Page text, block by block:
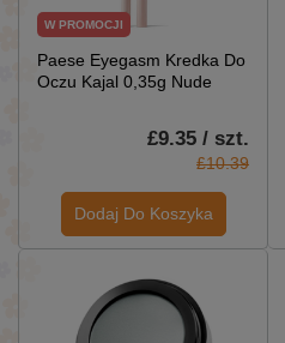
W PROMOCJI
Paese Eyegasm Kredka Do
Oczu Kajal 0,35g Nude
£9.35 / szt.
£10.39
Dodaj Do Koszyka